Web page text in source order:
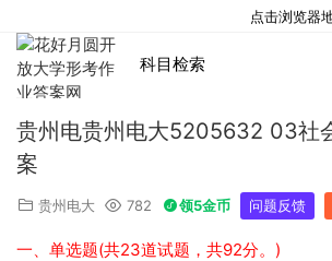
科目检索
贵州电贵州电大5205632 03社
案
贵州电大 782 领5金币 问题反馈
一、单选题(共23道试题，共92分。)
点击浏览器